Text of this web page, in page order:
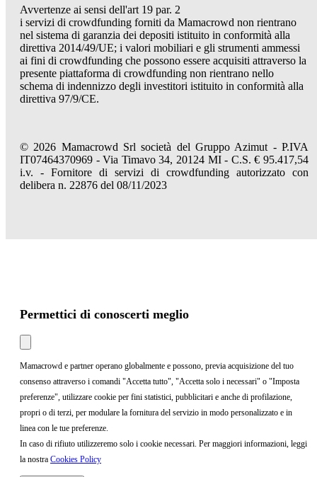
Avvertenze ai sensi dell'art 19 par. 2
i servizi di crowdfunding forniti da Mamacrowd non rientrano
nel sistema di garanzia dei depositi istituito in conformità alla
direttiva 2014/49/UE; i valori mobiliari e gli strumenti ammessi
ai fini di crowdfunding che possono essere acquisiti attraverso la
presente piattaforma di crowdfunding non rientrano nello
schema di indennizzo degli investitori istituito in conformità alla
direttiva 97/9/CE.
© 2026 Mamacrowd Srl società del Gruppo Azimut - P.IVA
IT07464370969 - Via Timavo 34, 20124 MI - C.S. € 95.417,54
i.v. - Fornitore di servizi di crowdfunding autorizzato con
delibera n. 22876 del 08/11/2023
Permettici di conoscerti meglio
Mamacrowd e partner operano globalmente e possono, previa acquisizione del tuo
consenso attraverso i comandi "Accetta tutto", "Accetta solo i necessari" o "Imposta
preferenze", utilizzare cookie per fini statistici, pubblicitari e anche di profilazione,
propri o di terzi, per modulare la fornitura del servizio in modo personalizzato e in
linea con le tue preferenze.
In caso di rifiuto utilizzeremo solo i cookie necessari. Per maggiori informazioni, leggi
la nostra Cookies Policy